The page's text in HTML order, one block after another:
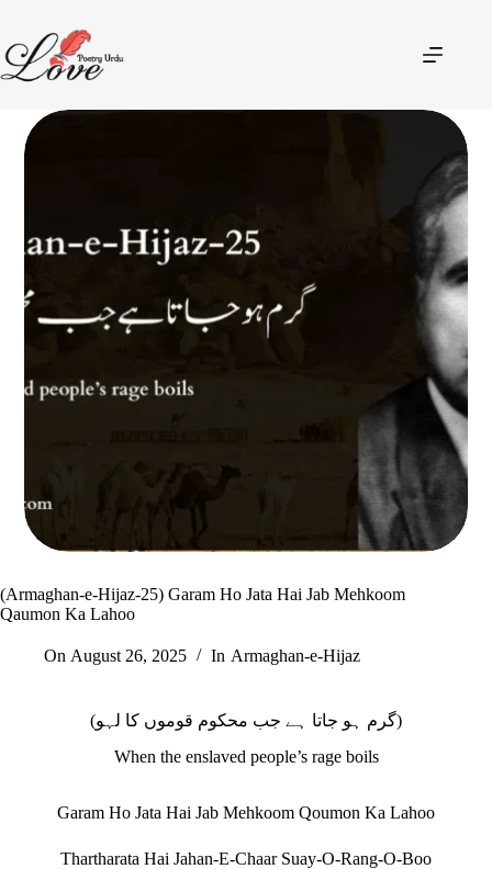
(Armaghan-e-Hijaz-25) Garam Ho Jata Hai Jab Mehkoom
Qaumon Ka Lahoo
On August 26, 2025 In Armaghan-e-Hijaz
(گرم ہو جاتا ہے جب محکوم قوموں کا لہو)
When the enslaved people’s rage boils
Garam Ho Jata Hai Jab Mehkoom Qoumon Ka Lahoo
Thartharata Hai Jahan-E-Chaar Suay-O-Rang-O-Boo